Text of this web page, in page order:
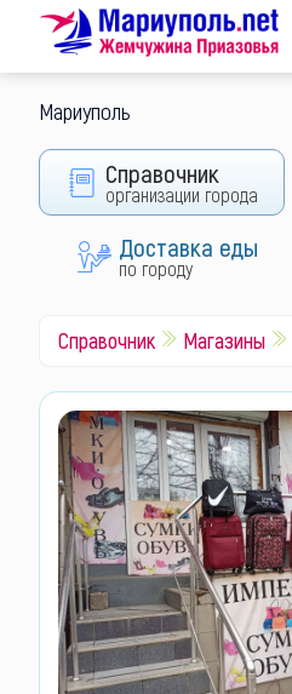
Мариуполь
Справочник
организации города
Доставка еды
по городу
Справочник Магазины